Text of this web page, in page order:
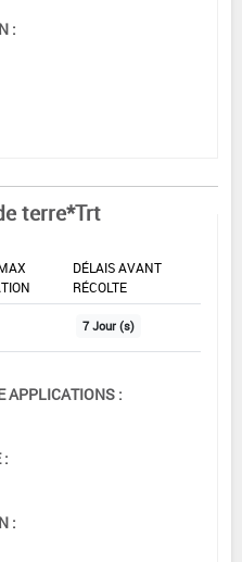
:
terre*Trt
DÉLAIS AVANT
RÉCOLTE
7 Jour (s)
APPLICATIONS :
:
: